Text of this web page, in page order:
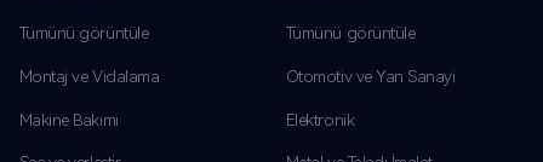
Tümünü görüntüle
Montaj ve Vidalama
Makine Bakımı
Tümünü görüntüle
Otomotiv ve Yan Sanayi
Elektronik